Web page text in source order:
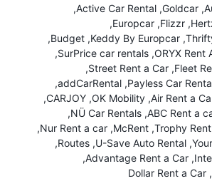
Goldcar
Active Car Rental
Flizzr
Europcar
Keddy By Europcar
Budget
ORYX Rent
SurPrice car rentals
Fleet
Street Rent a Car
Payless Car
addCarRental
Air Rent a
OK Mobility
CARJOY
ABC Rent a
NÜ Car Rentals
Trophy
McRent
Nur Rent a car
U-Save Auto Rental
Routes
Advantage Rent a Car
Dollar Rent a Car